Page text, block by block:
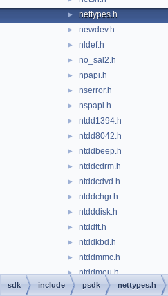
► nettypes.h
► newdev.h
► nldef.h
► no_sal2.h
► npapi.h
► nserror.h
► nspapi.h
► ntdd1394.h
► ntdd8042.h
► ntddbeep.h
► ntddcdrm.h
► ntddcdvd.h
► ntddchgr.h
► ntdddisk.h
► ntddft.h
► ntddkbd.h
► ntddmmc.h
► ntddmou.h
► ntddndis.h
sdk include psdk nettypes.h